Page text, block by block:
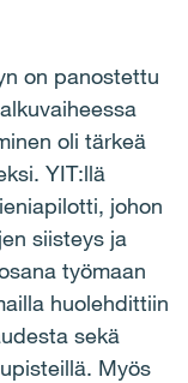
on panostettu
oli tärkeä
YIT:llä
johon
siisteys ja
työmaan
huolehdittiin
sekä
Myös